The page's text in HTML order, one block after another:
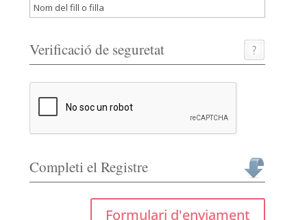
Verificació de seguretat
Completi el Registre
Formulari d'enviament